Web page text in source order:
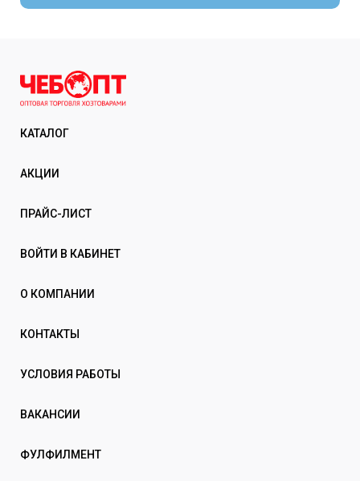
КАТАЛОГ
АКЦИИ
ПРАЙС-ЛИСТ
ВОЙТИ В КАБИНЕТ
О КОМПАНИИ
КОНТАКТЫ
УСЛОВИЯ РАБОТЫ
ВАКАНСИИ
ФУЛФИЛМЕНТ